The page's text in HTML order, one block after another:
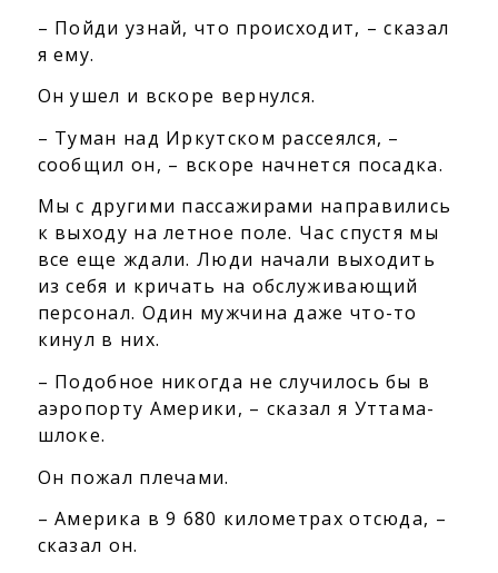
– Пойди узнай, что происходит, – сказал
я ему.
Он ушел и вскоре вернулся.
– Туман над Иркутском рассеялся, –
сообщил он, – вскоре начнется посадка.
Мы с другими пассажирами направились
к выходу на летное поле. Час спустя мы
все еще ждали. Люди начали выходить
из себя и кричать на обслуживающий
персонал. Один мужчина даже что-то
кинул в них.
– Подобное никогда не случилось бы в
аэропорту Америки, – сказал я Уттама-
шлоке.
Он пожал плечами.
– Америка в 9 680 километрах отсюда, –
сказал он.